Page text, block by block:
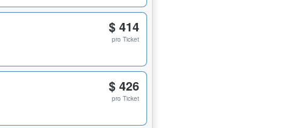
$ 414
pro Ticket
$ 426
pro Ticket